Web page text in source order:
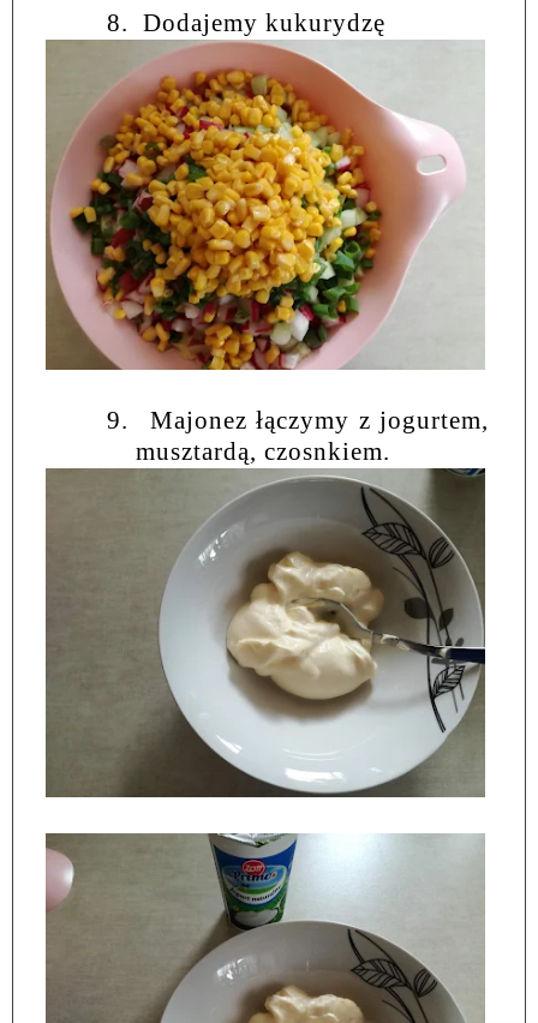
8. Dodajemy kukurydzę
9.
Majonez łączymy z jogurtem,
musztardą, czosnkiem.